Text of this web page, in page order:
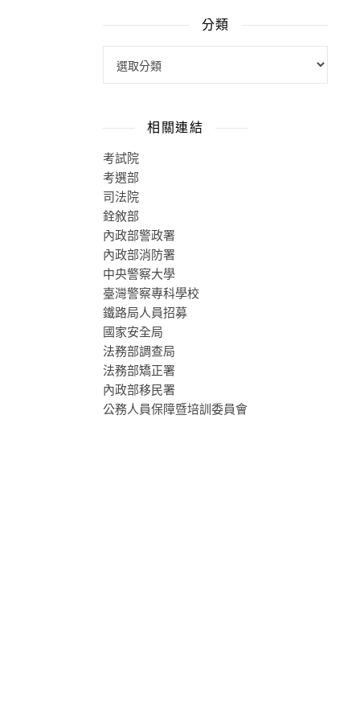
分類
相關連結
考試院
考選部
司法院
銓敘部
內政部警政署
內政部消防署
中央警察大學
臺灣警察專科學校
鐵路局人員招募
國家安全局
法務部調查局
法務部矯正署
內政部移民署
公務人員保障暨培訓委員會